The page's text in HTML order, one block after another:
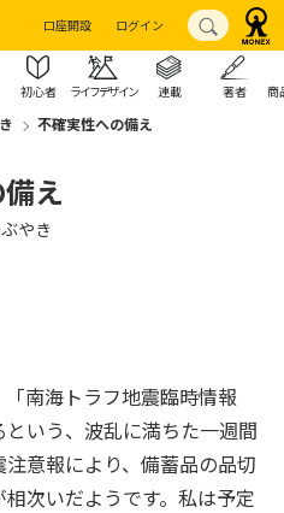
口座開設 ログイン
初心者 ライフデザイン 連載 著者 商
不確実性への備え
え
やき
南海トラフ地震臨時情報
という、波乱に満ちた一週間
意報により、備蓄品の品切
次いだようです。私は予定